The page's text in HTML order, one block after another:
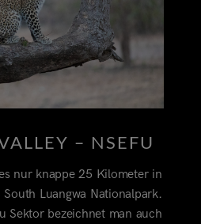
– NSEFU
nur knappe 25 Kilometer in
Luangwa Nationalpark.
Sektor bezeichnet man auch